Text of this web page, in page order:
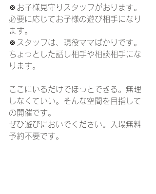
🍀お子様見守りスタッフがおります。
必要に応じてお子様の遊び相手になり
ます。
🍀スタッフは、現役ママばかりです。
ちょっとした話し相手や相談相手にな
ります。
ここにいるだけでほっとできる。無理
しなくていい。そんな空間を目指して
の開催です。
ぜひ遊びにおいでください。入場無料
予約不要です。